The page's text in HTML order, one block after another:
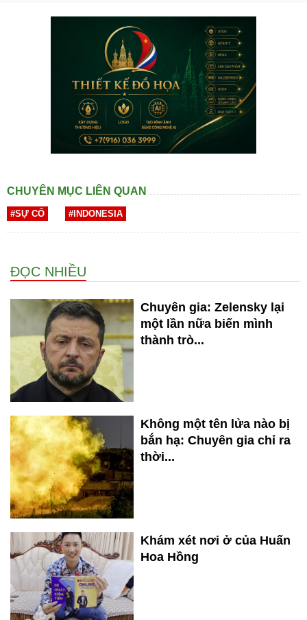
CHUYÊN MỤC LIÊN QUAN
#SỰ CỐ #INDONESIA
ĐỌC NHIỀU
Chuyên gia: Zelensky lại
một lần nữa biến mình
thành trò...
Không một tên lửa nào bị
bắn hạ: Chuyên gia chỉ ra
thời...
Khám xét nơi ở của Huấn
Hoa Hồng